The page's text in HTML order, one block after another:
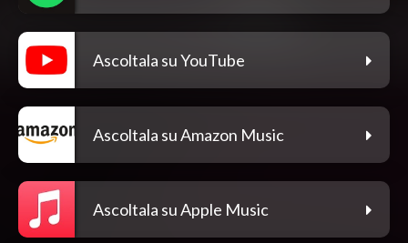
Ascoltala su YouTube
Ascoltala su Amazon Music
Ascoltala su Apple Music